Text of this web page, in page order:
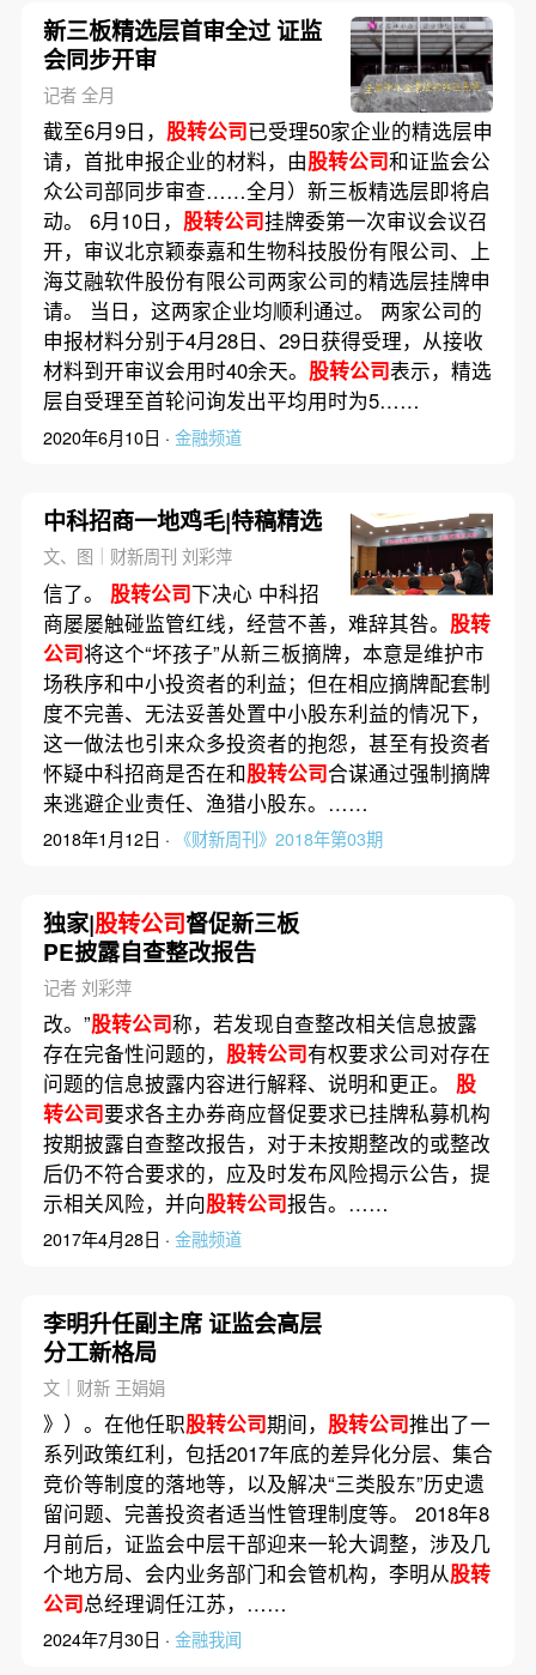
新三板精选层首审全过 证监
会同步开审
记者 全月
截至6月9日， 股转公司已受理50家企业的精选层申
请，首批申报企业的材料，由股转公司和证监会公
众公司部同步审查……全月）新三板精选层即将启
动。 6月10日， 股转公司挂牌委第一次审议会议召
开，审议北京颖泰嘉和生物科技股份有限公司、上
海艾融软件股份有限公司两家公司的精选层挂牌申
请。 当日，这两家企业均顺利通过。 两家公司的
申报材料分别于4月28日、29日获得受理，从接收
材料到开审议会用时40余天。 股转公司表示，精选
层自受理至首轮问询发出平均用时为5……
2020年6月10日 · 金融频道
中科招商一地鸡毛|特稿精选
文、图｜财新周刊 刘彩萍
信了。 股转公司下决心 中科招
商屡屡触碰监管红线，经营不善，难辞其咎。 股转
公司将这个“坏孩子”从新三板摘牌，本意是维护市
场秩序和中小投资者的利益；但在相应摘牌配套制
度不完善、无法妥善处置中小股东利益的情况下，
这一做法也引来众多投资者的抱怨，甚至有投资者
怀疑中科招商是否在和股转公司合谋通过强制摘牌
来逃避企业责任、渔猎小股东。……
2018年1月12日 · 《财新周刊》2018年第03期
独家|股转公司督促新三板
PE披露自查整改报告
记者 刘彩萍
改。”股转公司称，若发现自查整改相关信息披露
存在完备性问题的， 股转公司有权要求公司对存在
问题的信息披露内容进行解释、说明和更正。 股
转公司要求各主办券商应督促要求已挂牌私募机构
按期披露自查整改报告，对于未按期整改的或整改
后仍不符合要求的，应及时发布风险揭示公告，提
示相关风险，并向股转公司报告。……
2017年4月28日 · 金融频道
李明升任副主席 证监会高层
分工新格局
文｜财新 王娟娟
》）。在他任职股转公司期间， 股转公司推出了一
系列政策红利，包括2017年底的差异化分层、集合
竞价等制度的落地等，以及解决“三类股东”历史遗
留问题、完善投资者适当性管理制度等。 2018年8
月前后，证监会中层干部迎来一轮大调整，涉及几
个地方局、会内业务部门和会管机构，李明从股转
公司总经理调任江苏，……
2024年7月30日 · 金融我闻